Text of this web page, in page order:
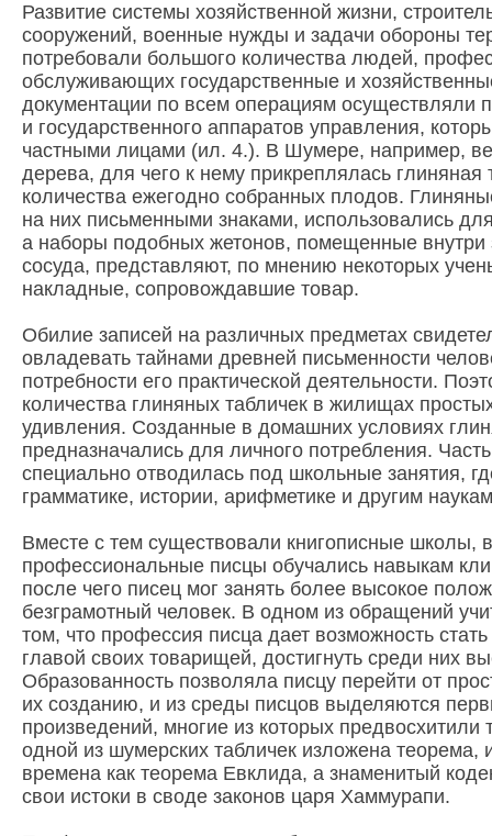
Развитие системы хозяйственной жизни,
сооружений, военные нужды и задачи обороны
потребовали большого количества людей,
обслуживающих государственные и
документации по всем операциям осуществляли
и государственного аппаратов управления,
частными лицами (ил. 4.). В Шумере, например,
дерева, для чего к нему прикреплялась глиняная
количества ежегодно собранных плодов.
на них письменными знаками, использовались
а наборы подобных жетонов, помещенные внутри
сосуда, представляют, по мнению некоторых
накладные, сопровождавшие товар.
Обилие записей на различных предметах
овладевать тайнами древней письменности
потребности его практической деятельности.
количества глиняных табличек в жилищах
удивления. Созданные в домашних условиях
предназначались для личного потребления.
специально отводилась под школьные занятия,
грамматике, истории, арифметике и другим
Вместе с тем существовали книгописные школы,
профессиональные писцы обучались навыкам
после чего писец мог занять более высокое
безграмотный человек. В одном из обращений
том, что профессия писца дает возможность
главой своих товарищей, достигнуть среди них
Образованность позволяла писцу перейти от
их созданию, и из среды писцов выделяются
произведений, многие из которых предвосхитили
одной из шумерских табличек изложена теорема,
времена как теорема Евклида, а знаменитый
свои истоки в своде законов царя Хаммурапи.